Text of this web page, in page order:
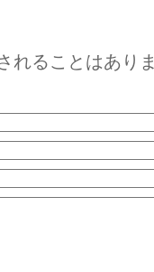
れることはあり